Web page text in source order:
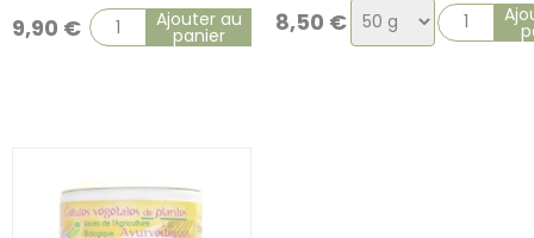
9,90 € Ajouter au
panier 8,50 € Choix
de